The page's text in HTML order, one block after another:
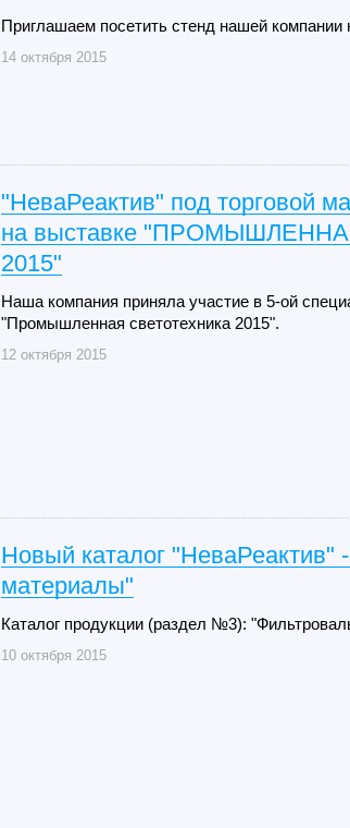
Приглашаем посетить стенд нашей
14 октября 2015
"НеваРеактив" под торговой
на выставке
2015"
Наша компания приняла участие в 5-ой
"Промышленная светотехника 2015".
12 октября 2015
Новый каталог "НеваРеактив"
материалы"
Каталог продукции (раздел №3):
10 октября 2015